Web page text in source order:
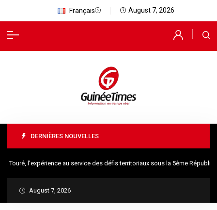
Français August 7, 2026
DERNIÈRES NOUVELLES
l’expérience au service des défis territoriaux sous la 5ème République
August 7, 2026